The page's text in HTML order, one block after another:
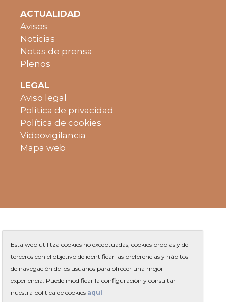
ACTUALIDAD
Avisos
Noticias
Notas de prensa
Plenos
LEGAL
Aviso legal
Política de privacidad
Política de cookies
Videovigilancia
Mapa web
Plaza de Jaume Balmes s/n
93 263 91 00
Esta web utilitza cookies no exceptuadas, cookies propias y de
terceros con el objetivo de identificar las preferencias y hábitos
de navegación de los usuarios para ofrecer una mejor
experiencia. Puede modificar la configuración y consultar
nuestra política de cookies aquí